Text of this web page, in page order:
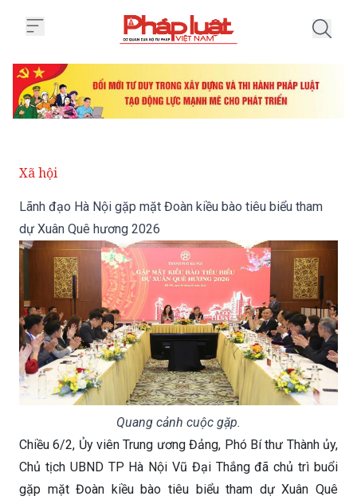
Xã hội
Lãnh đạo Hà Nội gặp mặt Đoàn kiều bào tiêu biểu tham
dự Xuân Quê hương 2026
Quang cảnh cuộc gặp.
Chiều 6/2, Ủy viên Trung ương Đảng, Phó Bí thư Thành ủy,
Chủ tịch UBND TP Hà Nội Vũ Đại Thắng đã chủ trì buổi
gặp mặt Đoàn kiều bào tiêu biểu tham dự Xuân Quê